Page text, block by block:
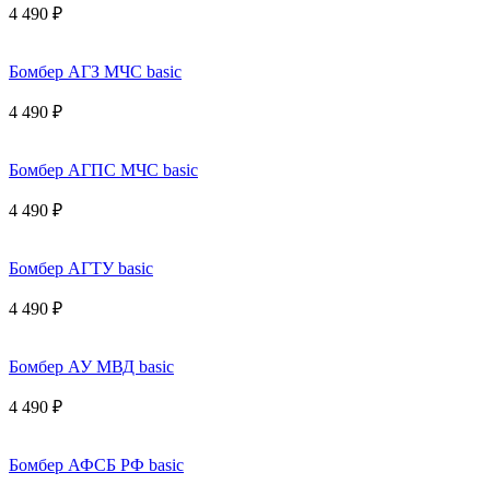
4 490 ₽
Бомбер АГЗ МЧС basic
4 490 ₽
Бомбер АГПС МЧС basic
4 490 ₽
Бомбер АГТУ basic
4 490 ₽
Бомбер АУ МВД basic
4 490 ₽
Бомбер АФСБ РФ basic